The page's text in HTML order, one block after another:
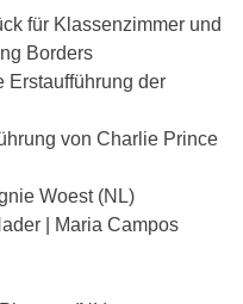
für Klassenzimmer und
Borders
Erstaufführung der
von Charlie Prince
Woest (NL)
| Maria Campos